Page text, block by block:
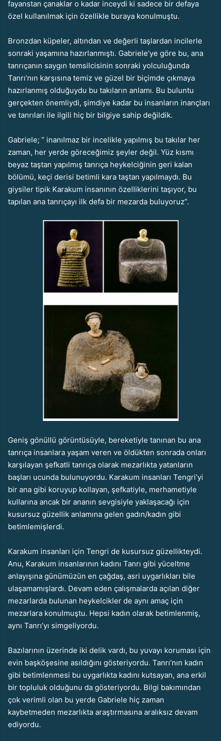
fayanstan çanaklar o kadar inceydi ki sadece bir defaya
özel kullanılmak için özellikle buraya konulmuştu.
Bronzdan küpeler, altından ve değerli taşlardan incilerle
sonraki yaşamına hazırlanmıştı. Gabriele’ye göre bu, ana
tanrıçanın saygın temsilcisinin sonraki yolculuğunda
Tanrı’nın karşısına temiz ve güzel bir biçimde çıkmaya
hazırlanmış olduğuydu bu takıların anlamı. Bu buluntu
gerçekten önemliydi, şimdiye kadar bu insanların inançları
ve tanrıları ile ilgili hiç bir bilgiye sahip değildik.
Gabriele; ” inanılmaz bir incelikle yapılmış bu takılar her
zaman, her yerde göreceğimiz şeyler değil. Yüz kısmı
beyaz taştan yapılmış tanrıça heykelciğinin geri kalan
bölümü, keçi derisi betimli kara taştan yapılmaydı. Bu
giysiler tipik Karakum insanının özelliklerini taşıyor, bu
tapılan ana tanrıçayı ilk defa bir mezarda buluyoruz”.
Geniş gönüllü görüntüsüyle, bereketiyle tanınan bu ana
tanrıça insanlara yaşam veren ve öldükten sonrada onları
karşılayan şefkatli tanrıça olarak mezarlıkta yatanların
başları ucunda bulunuyordu. Karakum insanları Tengri’yi
bir ana gibi koruyup kollayan, şefkatiyle, merhametiyle
kullarına ancak bir ananın sevgisiyle yaklaşacağı için
kusursuz güzellik anlamına gelen gadın/kadın gibi
betimlemişlerdi.
Karakum insanları için Tengri de kusursuz güzellikteydi.
Anu, Karakum insanlarının kadını Tanrı gibi yüceltme
anlayışına günümüzün en çağdaş, asri uygarlıkları bile
ulaşamamışlardı. Devam eden çalışmalarda açılan diğer
mezarlarda bulunan heykelcikler de aynı amaç için
mezarlara konulmuştu. Hepsi kadın olarak betimlenmiş,
aynı Tanrı’yı simgeliyordu.
Bazılarının üzerinde iki delik vardı, bu yuvayı koruması için
evin başköşesine asıldığını gösteriyordu. Tanrı’nın kadın
gibi betimlenmesi bu uygarlıkta kadını kutsayan, ana erkil
bir topluluk olduğunu da gösteriyordu. Bilgi bakımından
çok verimli olan bu yerde Gabriele hiç zaman
kaybetmeden mezarlıkta araştırmasına aralıksız devam
ediyordu.